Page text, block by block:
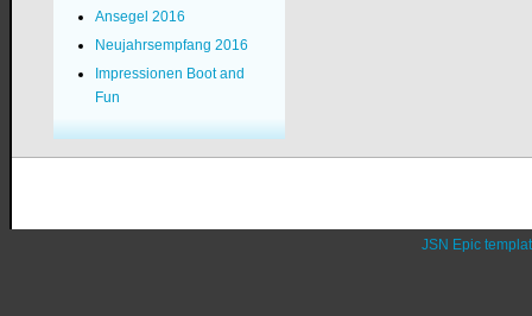
Ansegel 2016
Neujahrsempfang 2016
Impressionen Boot and
Fun
JSN Epic